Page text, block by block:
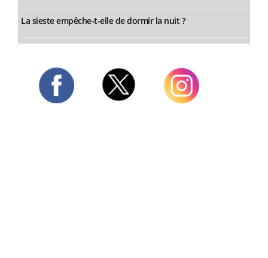
La sieste empêche-t-elle de dormir la nuit ?